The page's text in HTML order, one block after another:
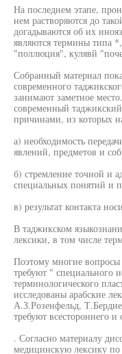
На последнем этапе,
нем растворяются до
догадываются об их
являются термины типа
"поллюция", кулявй
Собранный материал
современного
занимают заметное
современный
причинами, из которых
а) необходимость
явлений, предметов и
б) стремление точной и
специальных понятий и
в) результат контакта
В таджикском
лексики, в том числе
Поэтому многие
требуют " специального
терминологического
исследованы арабские
А.З.Розенфельд,
требуют всестороннего и
. Согласно материалу
медицинскую лексику